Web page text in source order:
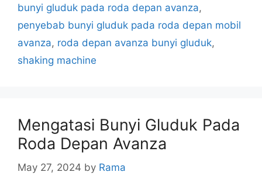
bunyi gluduk pada roda depan avanza,
penyebab bunyi gluduk pada roda depan mobil
avanza, roda depan avanza bunyi gluduk,
shaking machine
Mengatasi Bunyi Gluduk Pada
Roda Depan Avanza
May 27, 2024 by Rama